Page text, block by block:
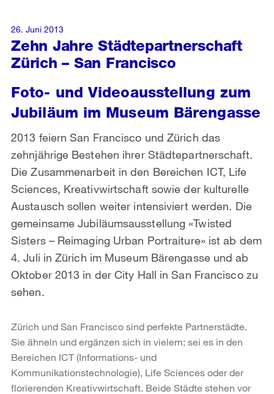
Zehn Jahre Städtepartnerschaft
Zürich – San Francisco
Foto- und Videoausstellung zum
Jubiläum im Museum Bärengasse
2013 feiern San Francisco und Zürich das
zehnjährige Bestehen ihrer Städtepartnerschaft.
Die Zusammenarbeit in den Bereichen ICT, Life
Sciences, Kreativwirtschaft sowie der kulturelle
Austausch sollen weiter intensiviert werden. Die
gemeinsame Jubiläumsausstellung «Twisted
Sisters – Reimaging Urban Portraiture» ist ab dem
4. Juli in Zürich im Museum Bärengasse und ab
Oktober 2013 in der City Hall in San Francisco zu
sehen.
26. Juni 2013
Zürich und San Francisco sind perfekte Partnerstädte.
Sie ähneln und ergänzen sich in vielem; sei es in den
Bereichen ICT (Informations- und
Kommunikationstechnologie), Life Sciences oder der
florierenden Kreativwirtschaft. Beide Städte stehen vor